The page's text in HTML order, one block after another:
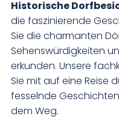
Historische
die faszinierende
Sie die charmanten
Sehenswürdigkeiten
erkunden. Unsere
Sie mit auf eine Reise
fesselnde
dem Weg.